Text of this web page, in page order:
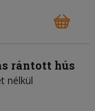
rántott hús
nélkül